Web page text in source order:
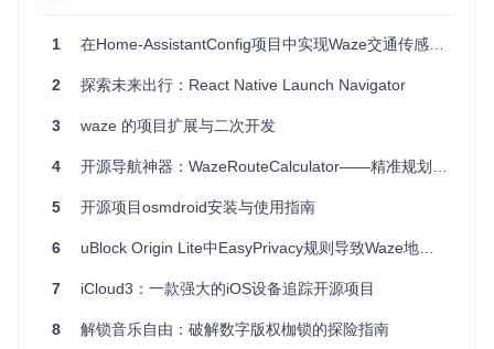
1 在Home-AssistantConfig项目中实现Waze交通传感器集成
2 探索未来出行：React Native Launch Navigator
3 waze 的项目扩展与二次开发
4 开源导航神器：WazeRouteCalculator——精准规划您的每一段旅程
5 开源项目osmdroid安装与使用指南
6 uBlock Origin Lite中EasyPrivacy规则导致Waze地图编辑器崩溃问题分析
7 iCloud3：一款强大的iOS设备追踪开源项目
8 解锁音乐自由：破解数字版权枷锁的探险指南